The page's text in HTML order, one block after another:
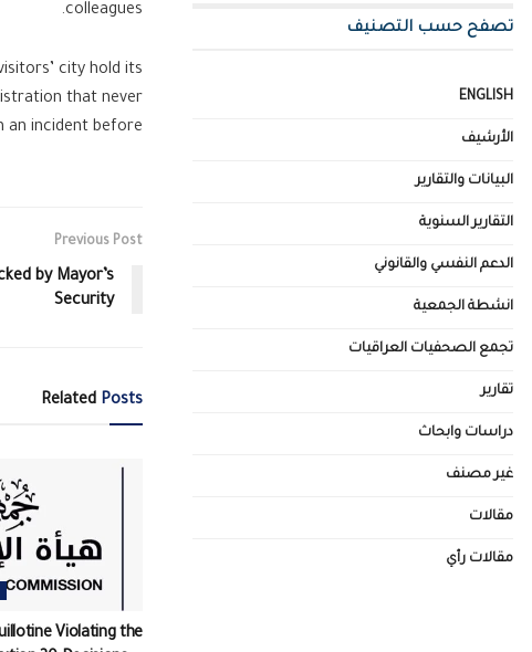
colleagues.
city hold its
that never
an incident before.
Previous Post
by Mayor’s
Security
Related Posts
Violating the
تصفح حسب التصنيف
ENGLISH
الأرشيف
البيانات والتقارير
التقارير السنوية
الدعم النفسي والقانوني
انشطة الجمعية
تجمع الصحفيات العراقيات
تقارير
دراسات وابحاث
غير مصنف
مقالات
مقالات رأي